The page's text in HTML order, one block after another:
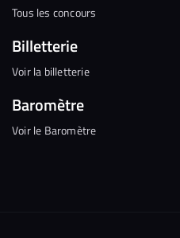
Tous les concours
Billetterie
Voir la billetterie
Baromètre
Voir le Baromètre